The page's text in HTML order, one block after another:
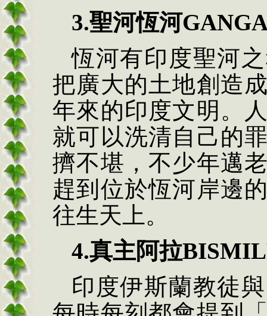
3.聖河恆河
恆河有印度聖河
把廣大的土地創造
年來的印度文明。
就可以洗清自己的
擠不堪，不少年邁
趕到位於恆河岸邊
往生天上。
4.真主阿拉
印度伊斯蘭教徒